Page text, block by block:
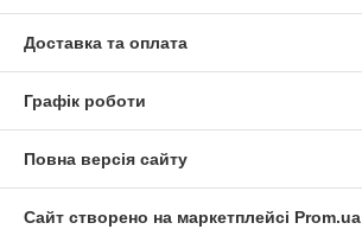
Доставка та оплата
Графік роботи
Повна версія сайту
Сайт створено на маркетплейсі Prom.ua